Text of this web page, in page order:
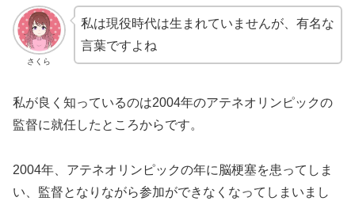
さくら
私は現役時代は生まれていませんが、有名な
言葉ですよね
私が良く知っているのは2004年のアテネオリンピックの
監督に就任したところからです。
2004年、アテネオリンピックの年に脳梗塞を患ってしま
い、監督となりながら参加ができなくなってしまいまし